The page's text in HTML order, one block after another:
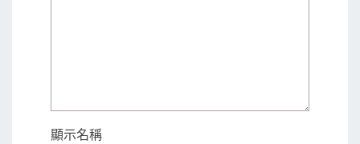
顯示名稱